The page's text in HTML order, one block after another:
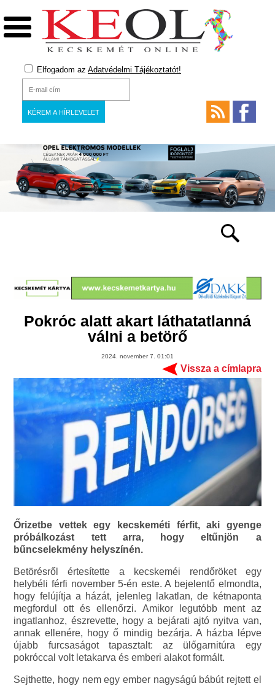
Elfogadom az Adatvédelmi Tájékoztatót!
Pokróc alatt akart láthatatlanná
válni a betörő
2024. november 7. 01:01
Vissza a címlapra
Őrizetbe vettek egy kecskeméti férfit, aki gyenge
próbálkozást tett arra, hogy eltűnjön a
bűncselekmény helyszínén.
Betörésről értesítette a kecskeméi rendőröket egy
helybéli férfi november 5-én este. A bejelentő elmondta,
hogy felújítja a házát, jelenleg lakatlan, de kétnaponta
megfordul ott és ellenőrzi. Amikor legutóbb ment az
ingatlanhoz, észrevette, hogy a bejárati ajtó nyitva van,
annak ellenére, hogy ő mindig bezárja. A házba lépve
újabb furcsaságot tapasztalt: az ülőgarnitúra egy
pokróccal volt letakarva és emberi alakot formált.
Sejthette, hogy nem egy ember nagyságú bábút rejtett el